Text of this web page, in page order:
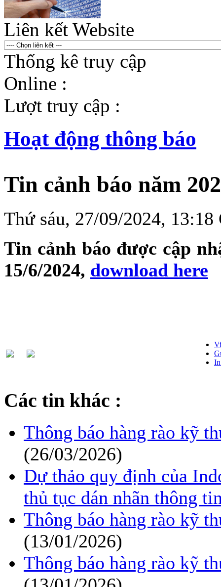
Liên kết Website
Thống kê truy cập
Online :
Lượt truy cập :
Hoạt động thông báo
Tin cảnh báo năm
Thứ sáu, 27/09/2024,
Tin cảnh báo được cập
15/6/2024, download here
Các tin khác :
Thông báo hàng rào kỹ
(26/03/2026)
Dự thảo quy định của
thủ tục dán nhãn thông
Thông báo hàng rào kỹ
(13/01/2026)
Thông báo hàng rào kỹ